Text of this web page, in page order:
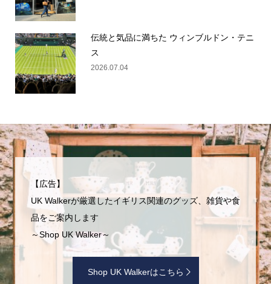
伝統と気品に満ちた ウィンブルドン・テニ
ス
2026.07.04
【広告】
UK Walkerが厳選したイギリス関連のグッズ、雑貨や食
品をご案内します
～Shop UK Walker～
Shop UK Walkerはこちら